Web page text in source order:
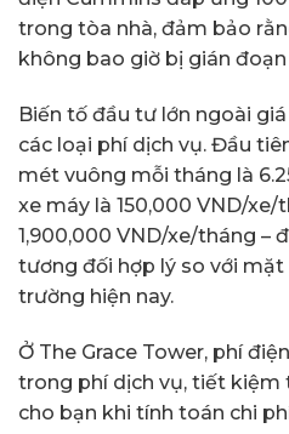
trong tòa nhà, đảm bảo
không bao giờ bị gián
Biến tố đầu tư lớn ngoài
các loại phí dịch vụ. Đầu
mét vuông mỗi tháng là
xe máy là 150,000 VND/
1,900,000 VND/xe/tháng –
tương đối hợp lý so với
trường hiện nay.
Ở The Grace Tower, phí
trong phí dịch vụ, tiết kiệm
cho bạn khi tính toán chi